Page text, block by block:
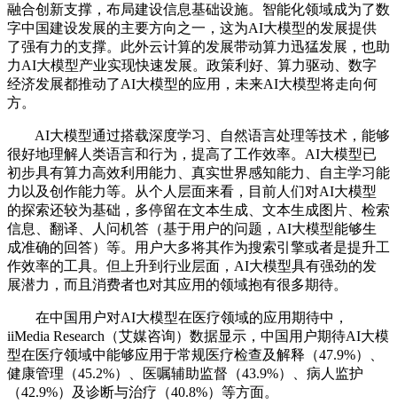
融合创新支撑，布局建设信息基础设施。智能化领域成为了数
字中国建设发展的主要方向之一，这为AI大模型的发展提供
了强有力的支撑。此外云计算的发展带动算力迅猛发展，也助
力AI大模型产业实现快速发展。政策利好、算力驱动、数字
经济发展都推动了AI大模型的应用，未来AI大模型将走向何
方。
AI大模型通过搭载深度学习、自然语言处理等技术，能够
很好地理解人类语言和行为，提高了工作效率。AI大模型已
初步具有算力高效利用能力、真实世界感知能力、自主学习能
力以及创作能力等。从个人层面来看，目前人们对AI大模型
的探索还较为基础，多停留在文本生成、文本生成图片、检索
信息、翻译、人问机答（基于用户的问题，AI大模型能够生
成准确的回答）等。用户大多将其作为搜索引擎或者是提升工
作效率的工具。但上升到行业层面，AI大模型具有强劲的发
展潜力，而且消费者也对其应用的领域抱有很多期待。
在中国用户对AI大模型在医疗领域的应用期待中，
iiMedia Research（艾媒咨询）数据显示，中国用户期待AI大模
型在医疗领域中能够应用于常规医疗检查及解释（47.9%）、
健康管理（45.2%）、医嘱辅助监督（43.9%）、病人监护
（42.9%）及诊断与治疗（40.8%）等方面。